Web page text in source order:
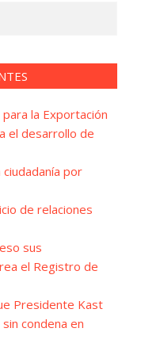
la Exportación
el desarrollo de
por
de relaciones
sus
el Registro de
Presidente Kast
condena en